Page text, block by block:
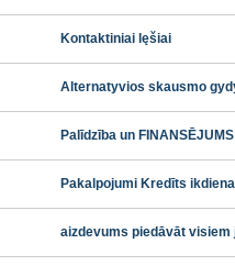
Kontaktiniai lęšiai
Alternatyvios skausmo
Palīdzība un
Pakalpojumi Kredīts
aizdevums piedāvāt